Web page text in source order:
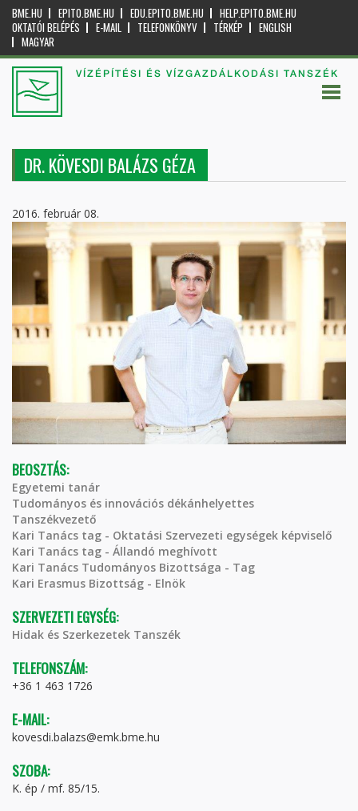
BME.HU EPITO.BME.HU EDU.EPITO.BME.HU
HELP.EPITO.BME.HU
OKTATÓI BELÉPÉS
E-MAIL TELEFONKÖNYV TÉRKÉP
ENGLISH
MAGYAR
VÍZÉPÍTÉSI ÉS VÍZGAZDÁLKODÁSI TANSZÉK
DR. KÖVESDI BALÁZS GÉZA
2016. február 08.
BEOSZTÁS:
Egyetemi tanár
Tudományos és innovációs dékánhelyettes
Tanszékvezető
Kari Tanács tag - Oktatási Szervezeti egységek képviselő
Kari Tanács tag - Állandó meghívott
Kari Tanács Tudományos Bizottsága - Tag
Kari Erasmus Bizottság - Elnök
SZERVEZETI EGYSÉG:
Hidak és Szerkezetek Tanszék
TELEFONSZÁM:
+36 1 463 1726
E-MAIL:
kovesdi.balazs@emk.bme.hu
SZOBA:
K. ép / mf. 85/15.